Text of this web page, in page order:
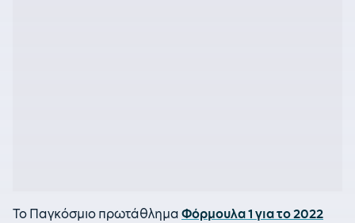
Το Παγκόσμιο πρωτάθλημα Φόρμουλα 1 για το 2022